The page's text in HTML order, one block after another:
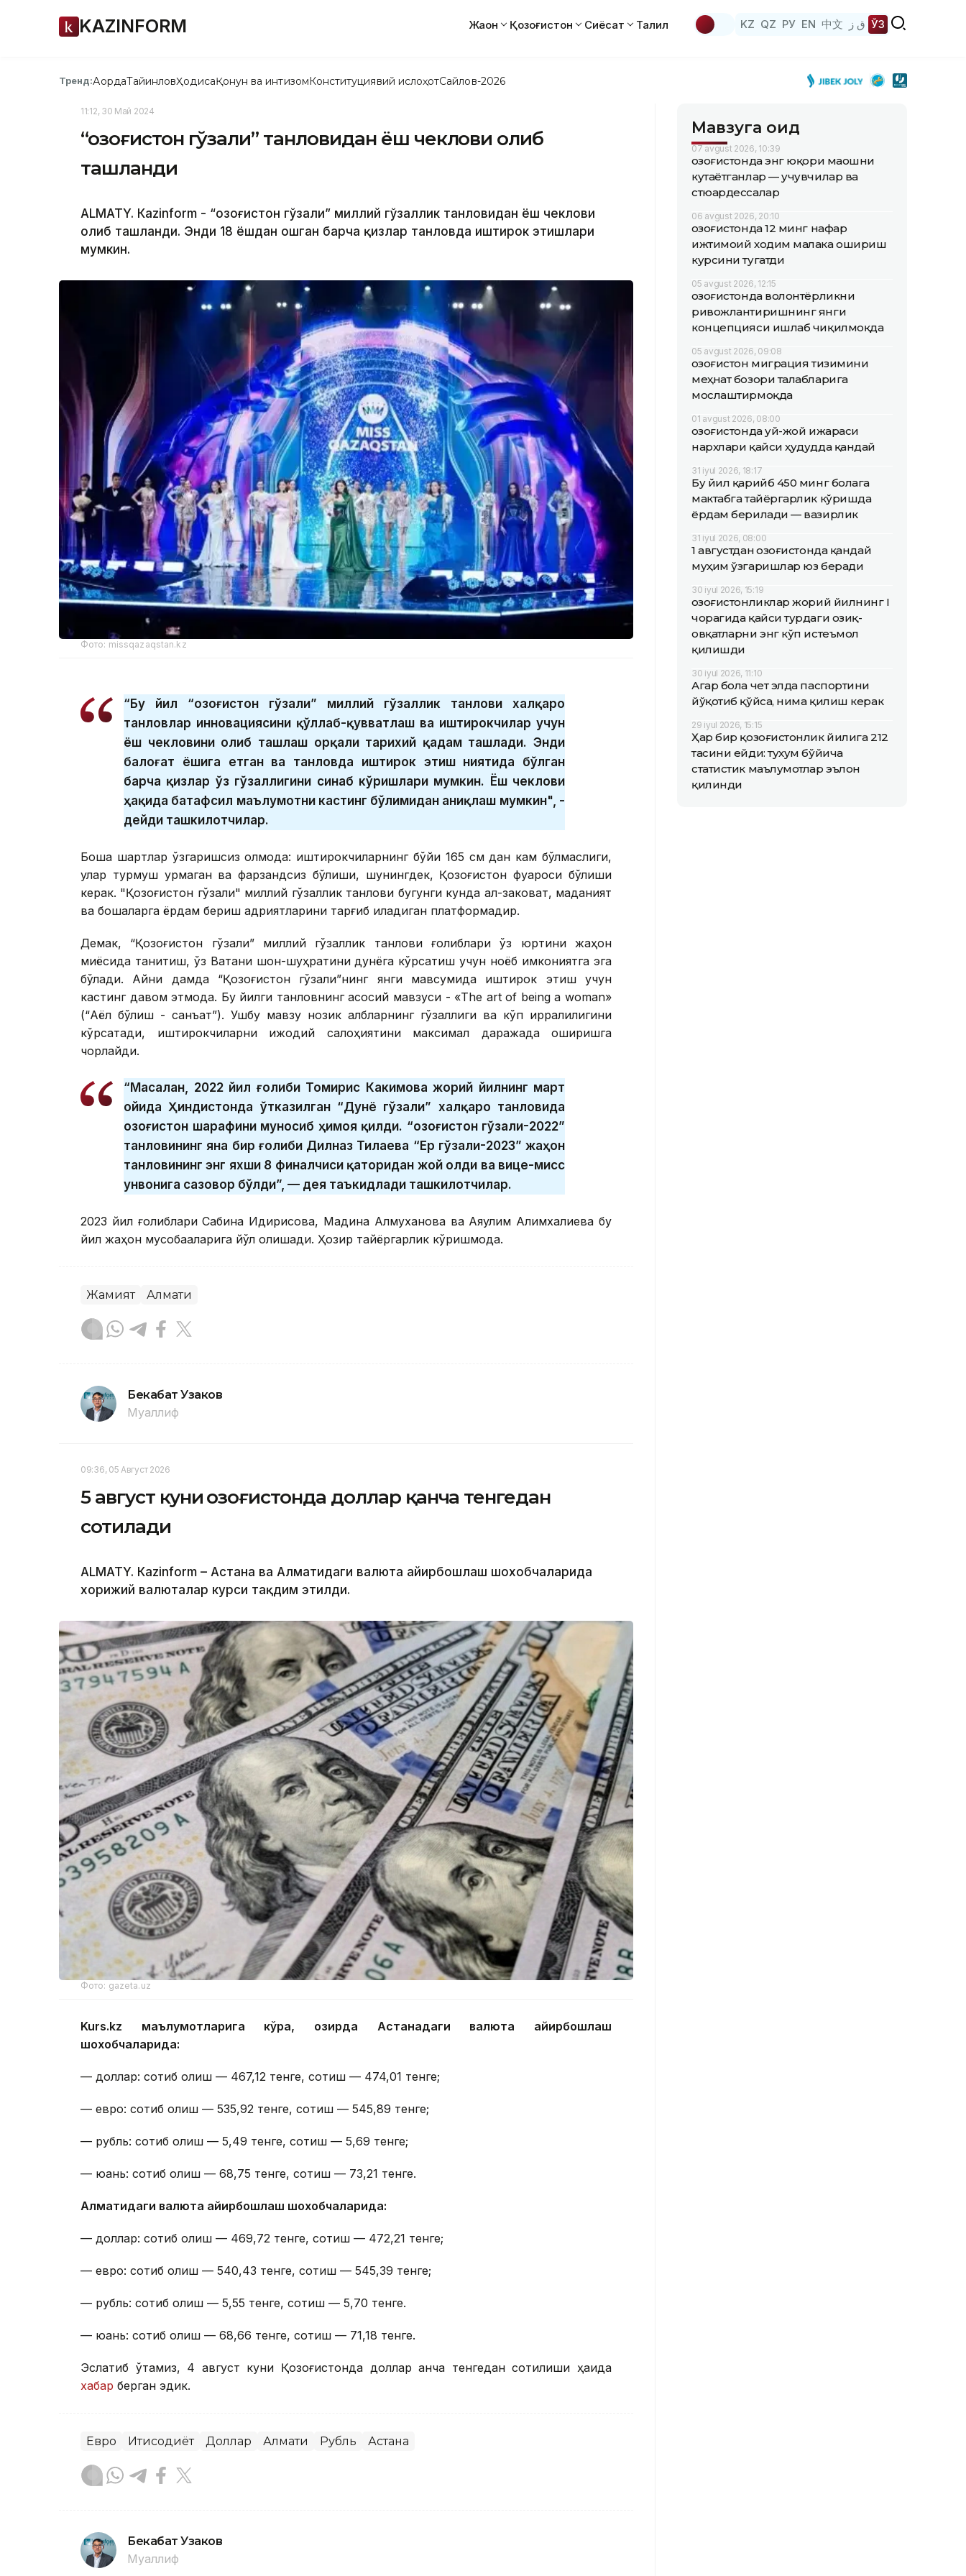
KAZINFORM Жаҳон Қозоғистон Сиёсат Таҳлил KZ QZ РУ EN 中文 ق ز ЎЗ
Тренд:АқордаТайинловҲодисаҚонун ва интизомКонституциявий ислоҳотСайлов-2026
11:12, 30 Май 2024
“Қозоғистон гўзали” танловидан ёш чеклови олиб
ташланди
ALMATY. Кazinform - “Қозоғистон гўзали” миллий гўзаллик танловидан ёш чеклови
олиб ташланди. Энди 18 ёшдан ошган барча қизлар танловда иштирок этишлари
мумкин.
Фото: missqazaqstan.kz
“Бу йил “Қозоғистон гўзали” миллий гўзаллик танлови халқаро
танловлар инновациясини қўллаб-қувватлаш ва иштирокчилар учун
ёш чекловини олиб ташлаш орқали тарихий қадам ташлади. Энди
балоғат ёшига етган ва танловда иштирок этиш ниятида бўлган
барча қизлар ўз гўзаллигини синаб кўришлари мумкин. Ёш чеклови
ҳақида батафсил маълумотни кастинг бўлимидан аниқлаш мумкин", -
дейди ташкилотчилар.
Бошқа шартлар ўзгаришсиз қолмоқда: иштирокчиларнинг бўйи 165 см дан кам бўлмаслиги,
улар турмуш қурмаган ва фарзандсиз бўлиши, шунингдек, Қозоғистон фуқароси бўлиши
керак. "Қозоғистон гўзали" миллий гўзаллик танлови бугунги кунда ақл-заковат, маданият
ва бошқаларга ёрдам бериш қадриятларини тарғиб қиладиган платформадир.
Демак, “Қозоғистон гўзали” миллий гўзаллик танлови ғолиблари ўз юртини жаҳон
миқёсида танитиш, ўз Ватани шон-шуҳратини дунёга кўрсатиш учун ноёб имкониятга эга
бўлади. Айни дамда “Қозоғистон гўзали”нинг янги мавсумида иштирок этиш учун
кастинг давом этмоқда. Бу йилги танловнинг асосий мавзуси - «The art of being a woman»
(“Аёл бўлиш - санъат”). Ушбу мавзу нозик қалбларнинг гўзаллиги ва кўп қирралилигини
кўрсатади, иштирокчиларни ижодий салоҳиятини максимал даражада оширишга
чорлайди.
“Масалан, 2022 йил ғолиби Томирис Какимова жорий йилнинг март
ойида Ҳиндистонда ўтказилган “Дунё гўзали” халқаро танловида
Қозоғистон шарафини муносиб ҳимоя қилди. “Қозоғистон гўзали-2022”
танловининг яна бир ғолиби Дилназ Тилаева “Ер гўзали-2023” жаҳон
танловининг энг яхши 8 финалчиси қаторидан жой олди ва вице-мисс
унвонига сазовор бўлди”, — дея таъкидлади ташкилотчилар.
2023 йил ғолиблари Сабина Идирисова, Мадина Алмуханова ва Аяулим Алимхалиева бу
йил жаҳон мусобақаларига йўл олишади. Ҳозир тайёргарлик кўришмоқда.
Жамият Алмати
Бекабат Узаков
Муаллиф
09:36, 05 Август 2026
5 август куни Қозоғистонда доллар қанча тенгедан
сотилади
ALMATY. Кazinform – Астана ва Алматидаги валюта айирбошлаш шохобчаларида
хорижий валюталар курси тақдим этилди.
Фото: gazeta.uz
Kurs.kz маълумотларига кўра, ҳозирда Астанадаги валюта айирбошлаш
шохобчаларида:
— доллар: сотиб олиш — 467,12 тенге, сотиш — 474,01 тенге;
— евро: сотиб олиш — 535,92 тенге, сотиш — 545,89 тенге;
— рубль: сотиб олиш — 5,49 тенге, сотиш — 5,69 тенге;
— юань: сотиб олиш — 68,75 тенге, сотиш — 73,21 тенге.
Алматидаги валюта айирбошлаш шохобчаларида:
— доллар: сотиб олиш — 469,72 тенге, сотиш — 472,21 тенге;
— евро: сотиб олиш — 540,43 тенге, сотиш — 545,39 тенге;
— рубль: сотиб олиш — 5,55 тенге, сотиш — 5,70 тенге.
— юань: сотиб олиш — 68,66 тенге, сотиш — 71,18 тенге.
Эслатиб ўтамиз, 4 август куни Қозоғистонда доллар қанча тенгедан сотилиши ҳақида
хабар берган эдик.
Евро Иқтисодиёт Доллар Алмати Рубль Астана
Бекабат Узаков
Муаллиф
Мавзуга оид
07 avgust 2026, 10:39
Қозоғистонда энг юқори маошни
кутаётганлар — учувчилар ва
стюардессалар
06 avgust 2026, 20:10
Қозоғистонда 12 минг нафар
ижтимоий ходим малака ошириш
курсини тугатди
05 avgust 2026, 12:15
Қозоғистонда волонтёрликни
ривожлантиришнинг янги
концепцияси ишлаб чиқилмоқда
05 avgust 2026, 09:08
Қозоғистон миграция тизимини
меҳнат бозори талабларига
мослаштирмоқда
01 avgust 2026, 08:00
Қозоғистонда уй-жой ижараси
нархлари қайси ҳудудда қандай
31 iyul 2026, 18:17
Бу йил қарийб 450 минг болага
мактабга тайёргарлик кўришда
ёрдам берилади — вазирлик
31 iyul 2026, 08:00
1 августдан Қозоғистонда қандай
муҳим ўзгаришлар юз беради
30 iyul 2026, 15:19
Қозоғистонликлар жорий йилнинг I
чорагида қайси турдаги озиқ-
овқатларни энг кўп истеъмол
қилишди
30 iyul 2026, 11:10
Агар бола чет элда паспортини
йўқотиб қўйса, нима қилиш керак
29 iyul 2026, 15:15
Ҳар бир қозоғистонлик йилига 212
тасини ейди: тухум бўйича
статистик маълумотлар эълон
қилинди